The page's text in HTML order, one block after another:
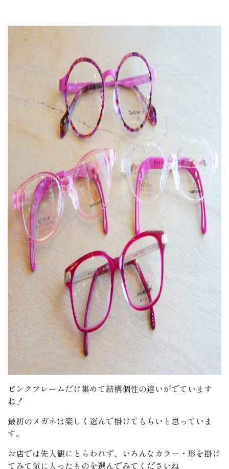
ピンクフレームだけ集めて結構個性の違いがでています
ね！
最初のメガネは楽しく選んで掛けてもらいと思っていま
す。
お店では先入観にとらわれず、いろんなカラー・形を掛け
てみて気に入ったものを選んでみてくださいね